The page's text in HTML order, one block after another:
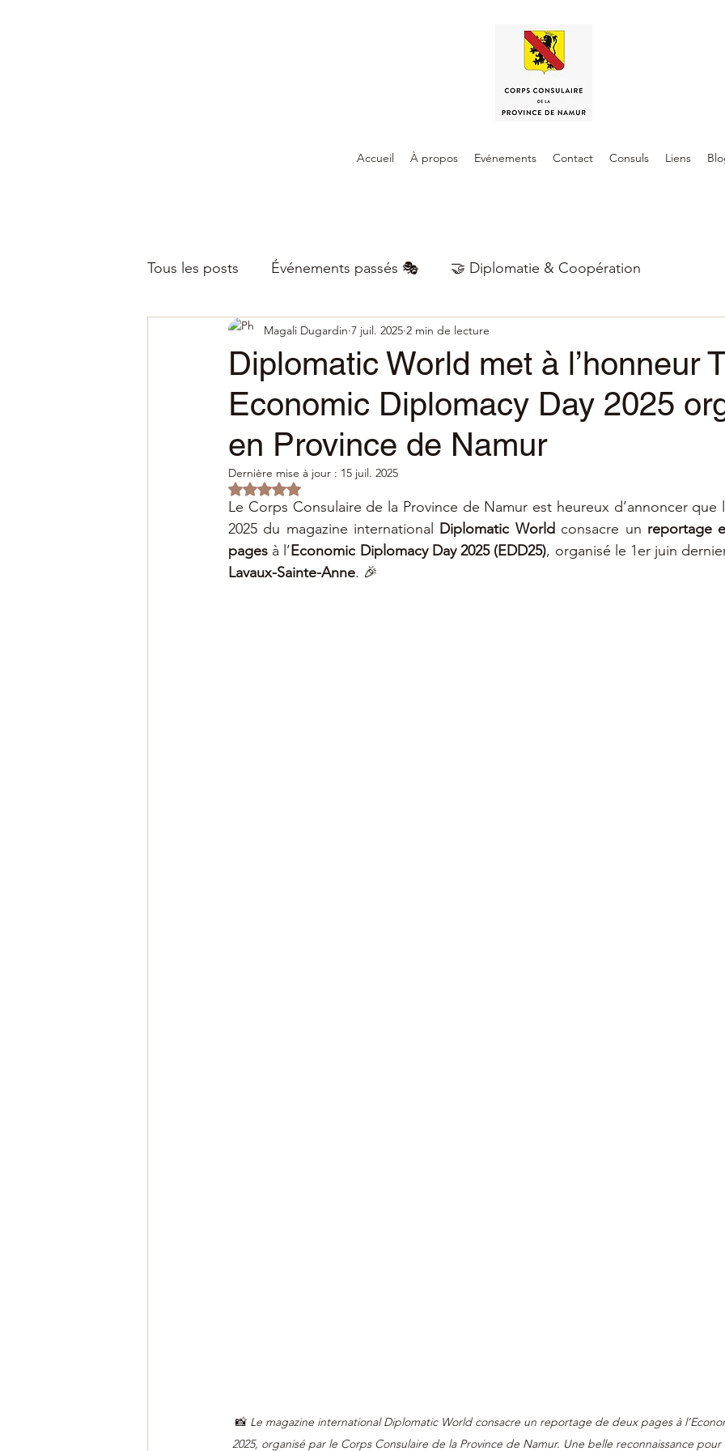
Accueil À propos Evénements Contact Consuls Liens
Tous les posts Événements passés 🎭 🤝 Diplomatie & Coopération
Diplomatic World met à l’honneur
Economic Diplomacy Day 2025
en Province de Namur
Magali Dugardin 7 juil. 2025 2 min de lecture
Dernière mise à jour : 15 juil. 2025
Noté NaN étoiles sur 5.
Le Corps Consulaire de la Province de Namur est heureux d’annoncer que
2025 du magazine international Diplomatic World consacre un reportage
pages à l’Economic Diplomacy Day 2025 (EDD25), organisé le 1er juin
Lavaux-Sainte-Anne. 🎉
📸 Le magazine international Diplomatic World consacre un reportage de deux pages à
2025, organisé par le Corps Consulaire de la Province de Namur. Une belle reconnaissance